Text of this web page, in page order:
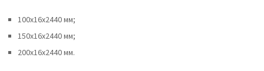
100х16х2440 мм;
150х16х2440 мм;
200х16х2440 мм.